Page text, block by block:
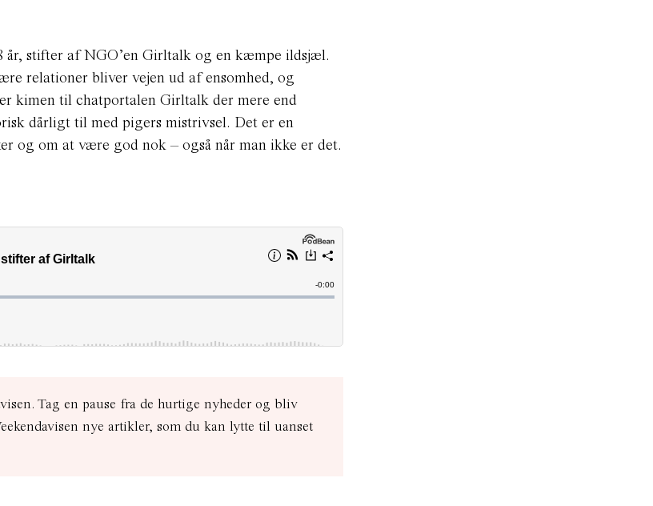
stifter af NGO’en Girltalk og en kæmpe ildsjæl.
relationer bliver vejen ud af ensomhed, og
kimen til chatportalen Girltalk der mere end
dårligt til med pigers mistrivsel. Det er en
og om at være god nok – også når man ikke er det.
Tag en pause fra de hurtige nyheder og bliv
nye artikler, som du kan lytte til uanset